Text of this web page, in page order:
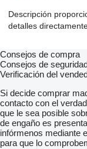
Descripción
detalles
Consejos de compra
Consejos de
Verificación del
Si decide comprar
contacto con el
que le sea posible
de engaño es
infórmenos mediante
para que lo